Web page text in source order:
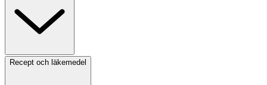
Recept och läkemedel